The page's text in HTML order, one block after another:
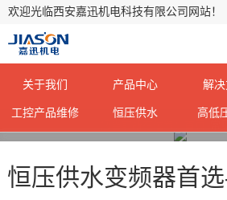
欢迎光临西安嘉迅机电科技有限公司网站！
关于我们 产品中心 解
工控产品维修 恒压供水 高低
恒压供水变频器首